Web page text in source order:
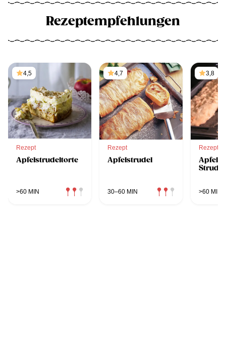
Rezeptempfehlungen
4,5
Rezept
Apfelstrudeltorte
>60 MIN
4,7
Rezept
Apfelstrudel
30–60 MIN
3,8
Rezept
Apfel-
Strudel
>60 MIN